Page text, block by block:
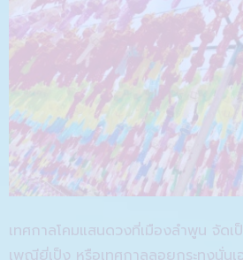
เทศกาลโคมแสนดวงที่เมืองลำพูน จัดเ
เพณียี่เป็ง หรือเทศกาลลอยกระทงนั่น